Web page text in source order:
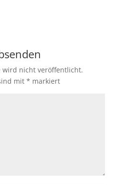
wird nicht veröffentlicht.
mit * markiert